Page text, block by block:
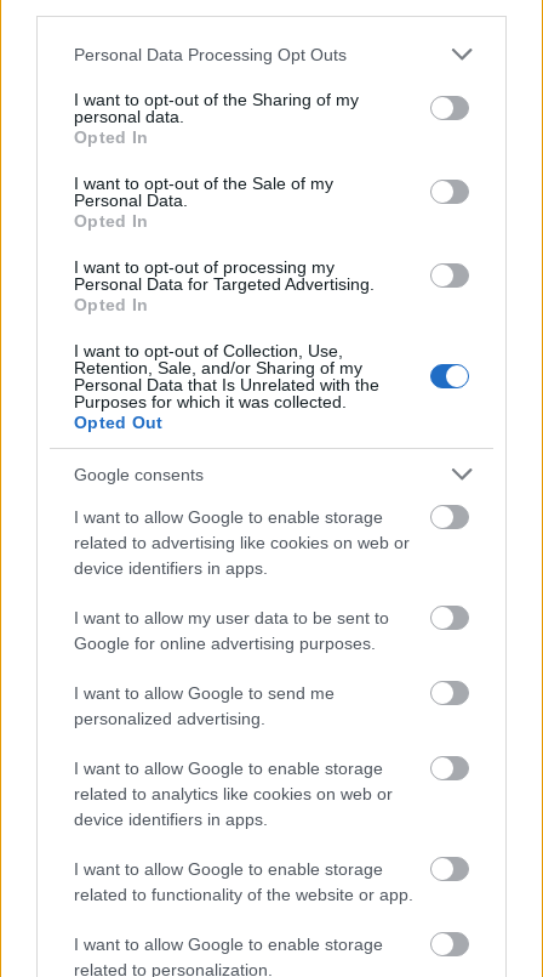
Please note that this website/app uses one or more Google
not limited to your visit or usage behaviour. You may click to
grant or deny consent to Google and its third-party tags to
use your data for below specified purposes in below Google
consent section.
Personal Data Processing Opt Outs
I want to opt-out of the Sharing of my
personal data.
Opted In
I want to opt-out of the Sale of my
Personal Data.
Opted In
I want to opt-out of processing my
Personal Data for Targeted Advertising.
Opted In
I want to opt-out of Collection, Use,
Retention, Sale, and/or Sharing of my
Personal Data that Is Unrelated with the
Purposes for which it was collected.
Opted Out
Google consents
I want to allow Google to enable storage
related to advertising like cookies on web or
device identifiers in apps.
I want to allow my user data to be sent to
Google for online advertising purposes.
I want to allow Google to send me
personalized advertising.
I want to allow Google to enable storage
related to analytics like cookies on web or
device identifiers in apps.
I want to allow Google to enable storage
related to functionality of the website or app.
I want to allow Google to enable storage
related to personalization.
Forrás:MTI
Film Hollywood Oscar Jog
SZEMBE MERSZ NÉZNI AZZAL, AKIVÉ
TERMÉSZETFELETTI ERŐK ÉS ELFELEDETT
NYOMÁBAN MAGYAR ELŐZETESE
SZÁGULDÁS, SÁRKÁNYOK, ROSSZFIÚK – A NYÁR
10 LEGKEDVELTEBB MOZIJA MAGYARORSZÁGON